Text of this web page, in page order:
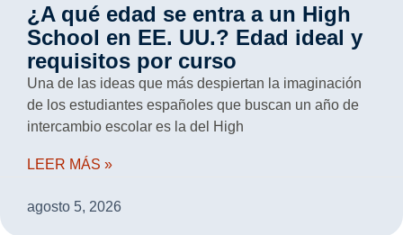
¿A qué edad se entra a un High
School en EE. UU.? Edad ideal y
requisitos por curso
Una de las ideas que más despiertan la imaginación
de los estudiantes españoles que buscan un año de
intercambio escolar es la del High
LEER MÁS »
agosto 5, 2026